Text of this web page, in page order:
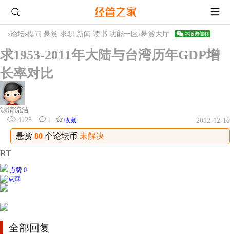
›论坛›提问 悬赏 求职 新闻 读书 功能一区 ›悬赏大厅
求1953-2011年大陆与台湾历年GDP增
长率对比
源清流洁
4123
1 收藏 2012-12-18
悬赏 80 个论坛币 未解决
RT
点赞 0
全部回复